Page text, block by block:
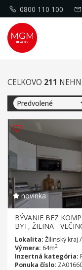
0800 110 100
CELKOVO 211
novinka
BÝVANIE BEZ
BYT, ŽILINA -
Lokalita: Žilinský kraj
Výmera: 64m2
Inzertná kategória:
Ponuka číslo: